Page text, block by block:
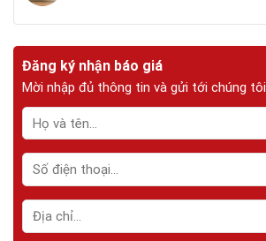
Đăng ký nhận báo giá
Mời nhập đủ thông tin và gửi tới chúng tôi